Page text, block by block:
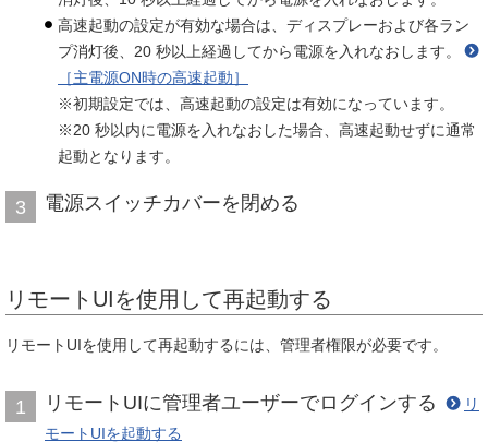
高速起動の設定が有効な場合は、ディスプレーおよび各ラン
プ消灯後、20 秒以上経過してから電源を入れなおします。
［主電源ON時の高速起動］
※初期設定では、高速起動の設定は有効になっています。
※20 秒以内に電源を入れなおした場合、高速起動せずに通常
起動となります。
3 電源スイッチカバーを閉める
リモートUIを使用して再起動する
リモートUIを使用して再起動するには、管理者権限が必要です。
1 リモートUIに管理者ユーザーでログインする
リ
モートUIを起動する